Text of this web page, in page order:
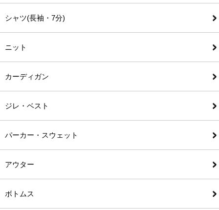
シャツ(長袖・7分)
ニット
カーディガン
ジレ・ベスト
パーカー・スウェット
アウター
ボトムス